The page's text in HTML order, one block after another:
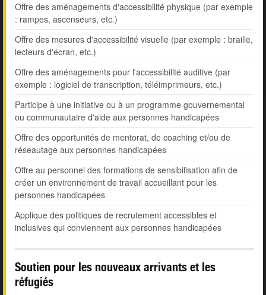
Offre des aménagements d'accessibilité physique (par exemple
: rampes, ascenseurs, etc.)
Offre des mesures d'accessibilité visuelle (par exemple : braille,
lecteurs d'écran, etc.)
Offre des aménagements pour l'accessibilité auditive (par
exemple : logiciel de transcription, téléimprimeurs, etc.)
Participe à une initiative ou à un programme gouvernemental
ou communautaire d'aide aux personnes handicapées
Offre des opportunités de mentorat, de coaching et/ou de
réseautage aux personnes handicapées
Offre au personnel des formations de sensibilisation afin de
créer un environnement de travail accueillant pour les
personnes handicapées
Applique des politiques de recrutement accessibles et
inclusives qui conviennent aux personnes handicapées
Soutien pour les nouveaux arrivants et les
réfugiés